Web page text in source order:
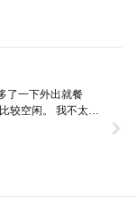
了一下外出就餐